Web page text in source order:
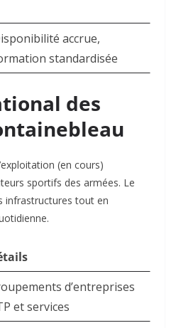
accrue,
standardisée
des
(en cours)
sportifs des armées. Le
infrastructures tout en
.
d’entreprises
et services